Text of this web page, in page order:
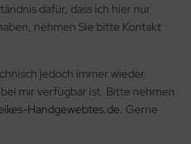
dafür, dass ich hier nur
nehmen Sie bitte Kontakt
jedoch immer wieder
mir verfügbar ist. Bitte nehmen
Handgewebtes.de . Gerne